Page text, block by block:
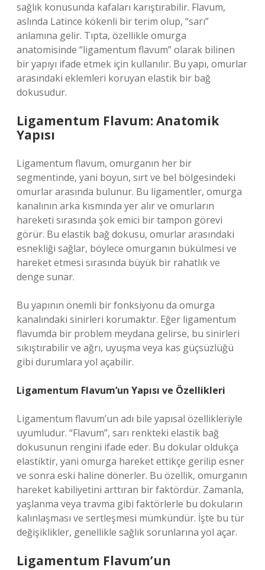
sağlık konusunda kafaları karıştırabilir. Flavum,
aslında Latince kökenli bir terim olup, “sarı”
anlamına gelir. Tıpta, özellikle omurga
anatomisinde “ligamentum flavum” olarak bilinen
bir yapıyı ifade etmek için kullanılır. Bu yapı, omurlar
arasındaki eklemleri koruyan elastik bir bağ
dokusudur.
Ligamentum Flavum: Anatomik
Yapısı
Ligamentum flavum, omurganın her bir
segmentinde, yani boyun, sırt ve bel bölgesindeki
omurlar arasında bulunur. Bu ligamentler, omurga
kanalının arka kısmında yer alır ve omurların
hareketi sırasında şok emici bir tampon görevi
görür. Bu elastik bağ dokusu, omurlar arasındaki
esnekliği sağlar, böylece omurganın bükülmesi ve
hareket etmesi sırasında büyük bir rahatlık ve
denge sunar.
Bu yapının önemli bir fonksiyonu da omurga
kanalındaki sinirleri korumaktır. Eğer ligamentum
flavumda bir problem meydana gelirse, bu sinirleri
sıkıştırabilir ve ağrı, uyuşma veya kas güçsüzlüğü
gibi durumlara yol açabilir.
Ligamentum Flavum’un Yapısı ve Özellikleri
Ligamentum flavum’un adı bile yapısal özellikleriyle
uyumludur. “Flavum”, sarı renkteki elastik bağ
dokusunun rengini ifade eder. Bu dokular oldukça
elastiktir, yani omurga hareket ettikçe gerilip esner
ve sonra eski haline dönerler. Bu özellik, omurganın
hareket kabiliyetini arttıran bir faktördür. Zamanla,
yaşlanma veya travma gibi faktörlerle bu dokuların
kalınlaşması ve sertleşmesi mümkündür. İşte bu tür
değişiklikler, genellikle sağlık sorunlarına yol açar.
Ligamentum Flavum’un